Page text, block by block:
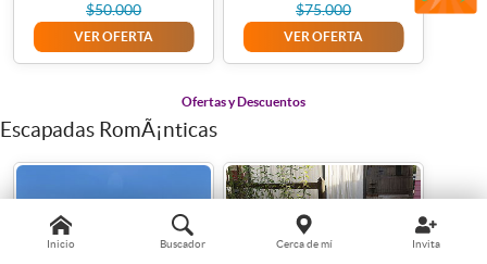
$50.000
VER OFERTA
$75.000
VER OFERTA
Ofertas y Descuentos
Escapadas RomÃ¡nticas
Inicio Buscador Cerca de mí Invita